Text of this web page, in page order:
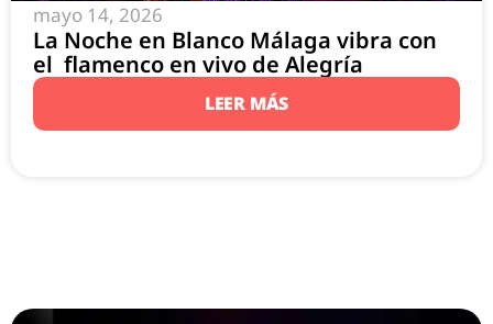
mayo 14, 2026
La Noche en Blanco Málaga vibra con
el flamenco en vivo de Alegría
LEER MÁS